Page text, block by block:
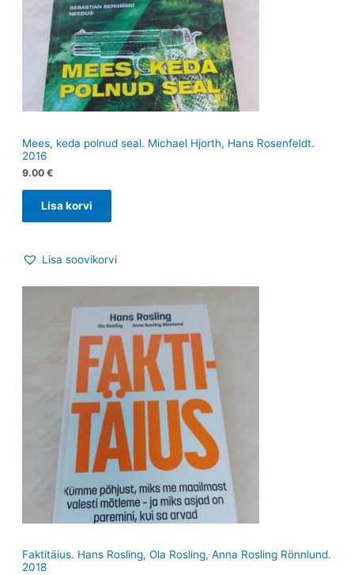
Mees, keda polnud seal. Michael Hjorth, Hans Rosenfeldt.
2016
9.00 €
Lisa korvi
Lisa soovikorvi
Faktitäius. Hans Rosling, Ola Rosling, Anna Rosling Rönnlund.
2018